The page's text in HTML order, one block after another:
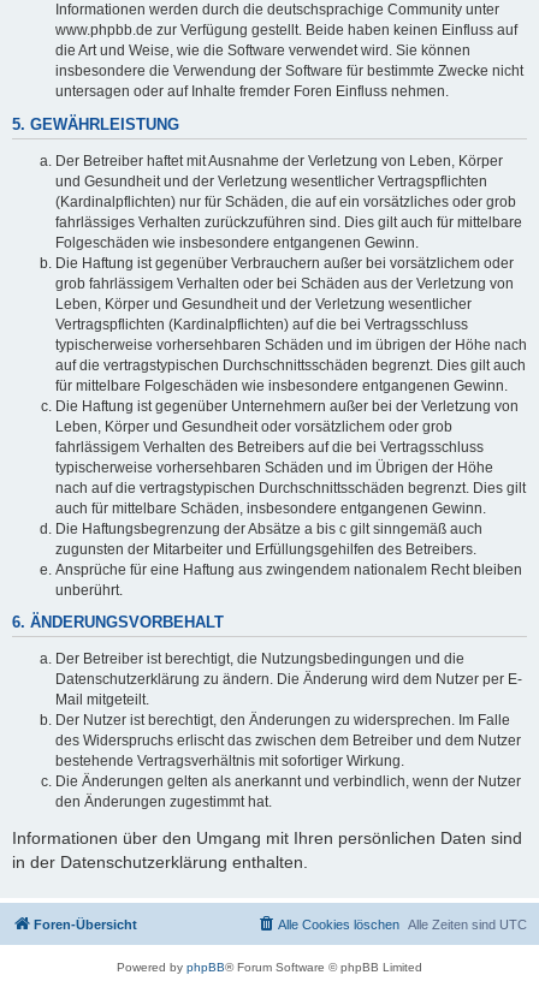
Informationen werden durch die deutschsprachige Community unter
www.phpbb.de zur Verfügung gestellt. Beide haben keinen Einfluss auf
die Art und Weise, wie die Software verwendet wird. Sie können
insbesondere die Verwendung der Software für bestimmte Zwecke nicht
untersagen oder auf Inhalte fremder Foren Einfluss nehmen.
5. GEWÄHRLEISTUNG
Der Betreiber haftet mit Ausnahme der Verletzung von Leben, Körper
und Gesundheit und der Verletzung wesentlicher Vertragspflichten
(Kardinalpflichten) nur für Schäden, die auf ein vorsätzliches oder grob
fahrlässiges Verhalten zurückzuführen sind. Dies gilt auch für mittelbare
Folgeschäden wie insbesondere entgangenen Gewinn.
Die Haftung ist gegenüber Verbrauchern außer bei vorsätzlichem oder
grob fahrlässigem Verhalten oder bei Schäden aus der Verletzung von
Leben, Körper und Gesundheit und der Verletzung wesentlicher
Vertragspflichten (Kardinalpflichten) auf die bei Vertragsschluss
typischerweise vorhersehbaren Schäden und im übrigen der Höhe nach
auf die vertragstypischen Durchschnittsschäden begrenzt. Dies gilt auch
für mittelbare Folgeschäden wie insbesondere entgangenen Gewinn.
Die Haftung ist gegenüber Unternehmern außer bei der Verletzung von
Leben, Körper und Gesundheit oder vorsätzlichem oder grob
fahrlässigem Verhalten des Betreibers auf die bei Vertragsschluss
typischerweise vorhersehbaren Schäden und im Übrigen der Höhe
nach auf die vertragstypischen Durchschnittsschäden begrenzt. Dies gilt
auch für mittelbare Schäden, insbesondere entgangenen Gewinn.
Die Haftungsbegrenzung der Absätze a bis c gilt sinngemäß auch
zugunsten der Mitarbeiter und Erfüllungsgehilfen des Betreibers.
Ansprüche für eine Haftung aus zwingendem nationalem Recht bleiben
unberührt.
6. ÄNDERUNGSVORBEHALT
Der Betreiber ist berechtigt, die Nutzungsbedingungen und die
Datenschutzerklärung zu ändern. Die Änderung wird dem Nutzer per E-
Mail mitgeteilt.
Der Nutzer ist berechtigt, den Änderungen zu widersprechen. Im Falle
des Widerspruchs erlischt das zwischen dem Betreiber und dem Nutzer
bestehende Vertragsverhältnis mit sofortiger Wirkung.
Die Änderungen gelten als anerkannt und verbindlich, wenn der Nutzer
den Änderungen zugestimmt hat.
Informationen über den Umgang mit Ihren persönlichen Daten sind
in der Datenschutzerklärung enthalten.
Foren-Übersicht Alle Zeiten sind UTC
Alle Cookies löschen
Powered by phpBB® Forum Software © phpBB Limited